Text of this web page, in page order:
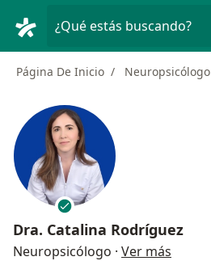
¿Qué estás buscando?
Página De Inicio Neuropsicólogo
Dra. Catalina Rodríguez
Neuropsicólogo · Ver más